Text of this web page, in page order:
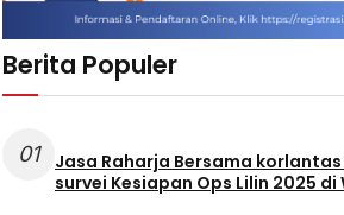
Berita Populer
01
Jasa Raharja Bersama
survei Kesiapan Ops Lilin 2025